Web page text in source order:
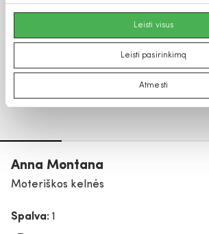
Leisti visus
Leisti pasirinkimą
Atmesti
Anna Montana
Moteriškos kelnės
Spalva: 1